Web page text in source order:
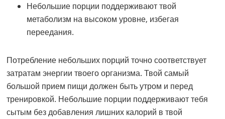
Небольшие порции поддерживают твой
метаболизм на высоком уровне, избегая
переедания.
Потребление небольших порций точно соответствует
затратам энергии твоего организма. Твой самый
большой прием пищи должен быть утром и перед
тренировкой. Небольшие порции поддерживают тебя
сытым без добавления лишних калорий в твой